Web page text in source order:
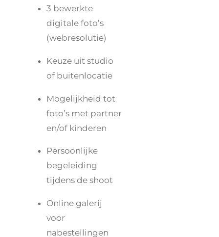
3 bewerkte
digitale foto’s
(webresolutie)
Keuze uit studio
of buitenlocatie
Mogelijkheid tot
foto’s met partner
en/of kinderen
Persoonlijke
begeleiding
tijdens de shoot
Online galerij
voor
nabestellingen